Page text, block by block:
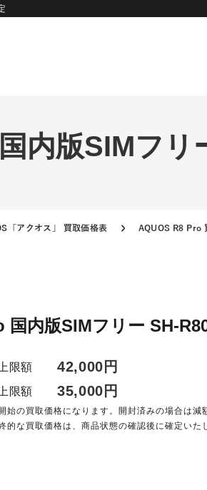
内版SIMフリ
「アクオス」 買取価格表 AQUOS R8 Pro
国内版SIMフリー SH-
限額 42,000円
限額 35,000円
始の買取価格になります。開封済みの場合は
的な買取価格は、商品状態の確認後に確定いた